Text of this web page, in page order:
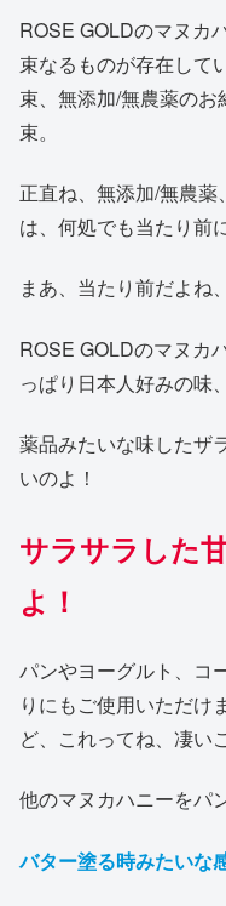
ROSE GOLDのマヌカ
束なるものが存在して
束、無添加/無農薬の
束。
正直ね、無添加/無農
は、何処でも当たり前
まあ、当たり前だよね
ROSE GOLDのマヌカ
っぱり日本人好みの味
薬品みたいな味したザ
いのよ！
サラサラした
よ！
パンやヨーグルト、コ
りにもご使用いただけ
ど、これってね、凄い
他のマヌカハニーをパ
バター塗る時みたいな